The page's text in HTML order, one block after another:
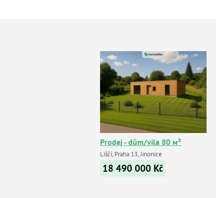
Prodej - dům/vila 80 м²
Liščí, Praha 13, Jinonice
18 490 000 Kč